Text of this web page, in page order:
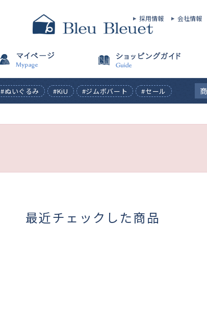
採用情報 会社情報
#ぬいぐるみ #KiU #ジムボバート #セール
最近チェックした商品